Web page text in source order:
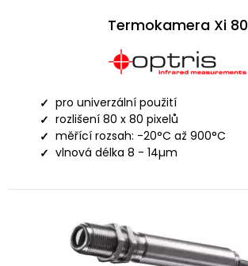
Termokamera Xi 80
pro univerzální použití
rozlišení 80 x 80 pixelů
měřící rozsah: -20°C až 900°C
vlnová délka 8 - 14µm